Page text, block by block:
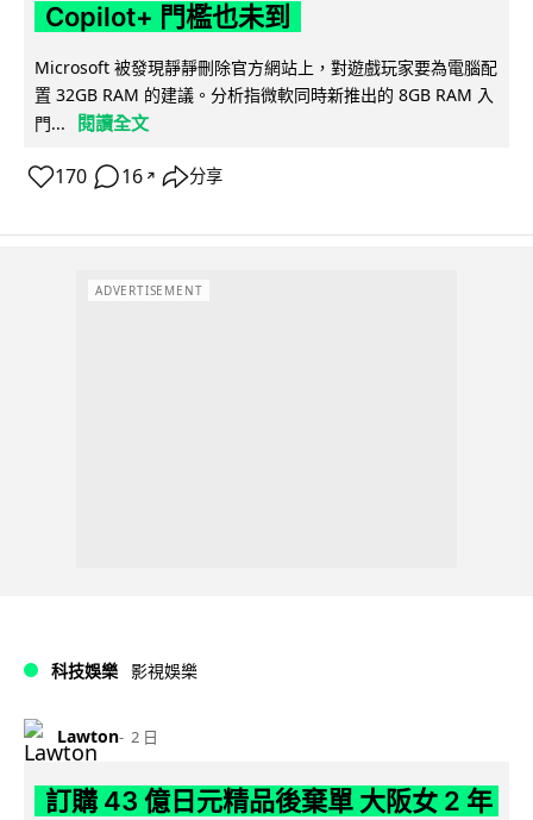
Copilot+ 門檻也未到
Microsoft 被發現靜靜刪除官方網站上，對遊戲玩家要為電腦配
置 32GB RAM 的建議。分析指微軟同時新推出的 8GB RAM 入
門...
閱讀全文
170 16 ↗ 分享
ADVERTISEMENT
科技娛樂 影視娛樂
Lawton 2 日
訂購 43 億日元精品後棄單 大阪女 2 年